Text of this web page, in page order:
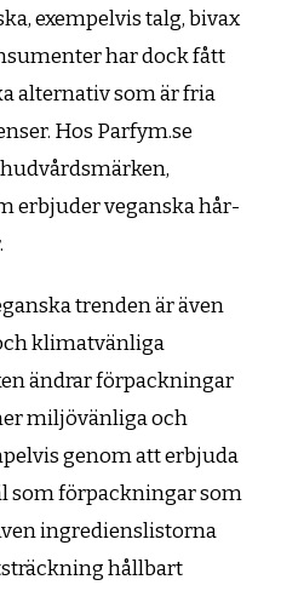
exempelvis talg, bivax
har dock fått
alternativ som är fria
Hos Parfym.se
erbjuder veganska hår-
trenden är även
klimatvänliga
ändrar förpackningar
miljövänliga och
genom att erbjuda
som förpackningar som
ingredienslistorna
hållbart